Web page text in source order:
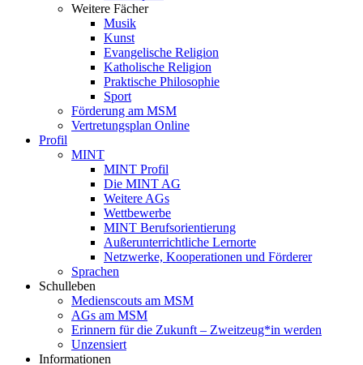
Weitere Fächer
Musik
Kunst
Evangelische Religion
Katholische Religion
Praktische Philosophie
Sport
Förderung am MSM
Vertretungsplan Online
Profil
MINT
MINT Profil
Die MINT AG
Weitere AGs
Wettbewerbe
MINT Berufsorientierung
Außerunterrichtliche Lernorte
Netzwerke, Kooperationen und Förderer
Sprachen
Schulleben
Medienscouts am MSM
AGs am MSM
Erinnern für die Zukunft – Zweitzeug*in werden
Unzensiert
Informationen